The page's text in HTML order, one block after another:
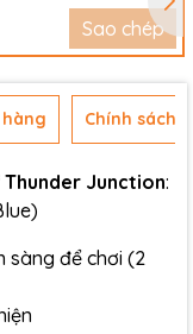
Sao chép
Chính sách
Junction:
sàng để chơi (2